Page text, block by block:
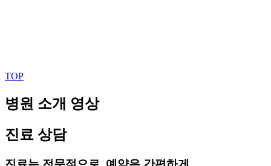
TOP
병원 소개 영상
진료 상담